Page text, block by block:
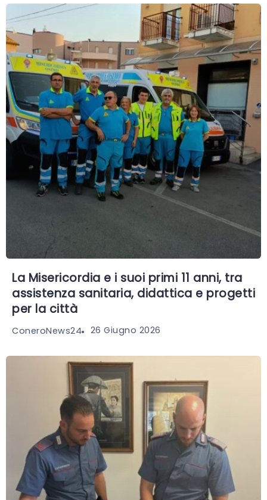
La Misericordia e i suoi primi 11 anni, tra
assistenza sanitaria, didattica e progetti
per la città
ConeroNews24 26 Giugno 2026